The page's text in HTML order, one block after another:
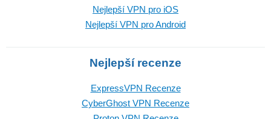
Nejlepší VPN pro iOS
Nejlepší VPN pro Android
Nejlepší recenze
ExpressVPN Recenze
CyberGhost VPN Recenze